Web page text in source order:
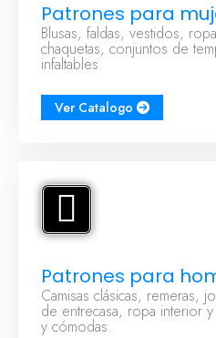
Patrones para
Blusas, faldas, vestidos,
chaquetas, conjuntos de
infaltables.
Ver Catalogo
Patrones para
Camisas clásicas, remeras,
de entrecasa, ropa interior
y cómodas.